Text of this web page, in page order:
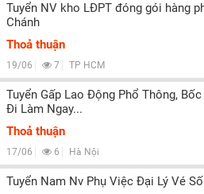
Tuyển NV kho LĐPT đóng gói hàng
Chánh
Thoả thuận
19/06 7 TP HCM
Tuyển Gấp Lao Động Phổ Thông,
Đi Làm Ngay...
Thoả thuận
17/06 6 Hà Nội
Tuyển Nam Nv Phụ Việc Đại Lý Vé